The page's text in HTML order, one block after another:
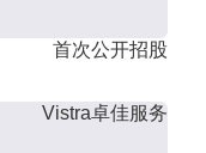
首次公开招股
Vistra卓佳服务